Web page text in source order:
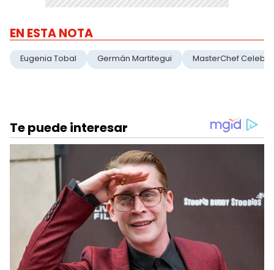
EN ESTA NOTA
Eugenia Tobal Germán Martitegui MasterChef